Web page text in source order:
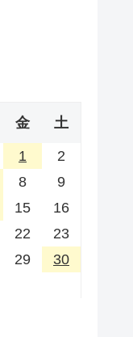
金 土
1
2
8
9
15
16
22
23
29
30